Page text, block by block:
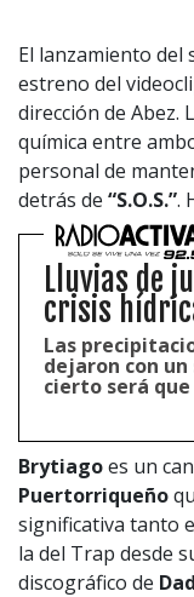
El lanzamiento del
estreno del
dirección de Abez.
química entre
personal de
detrás de “S.O.S.”.
Lluvias de
crisis
Las
dejaron con
cierto será
Brytiagoes un
Puertorriqueño
significativa tanto
la del Trap desde
discográfico de